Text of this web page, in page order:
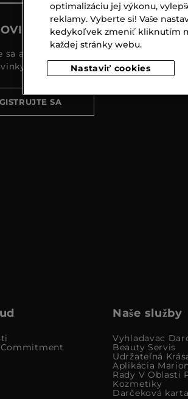
MARIONNAUD
a objavte naše
a akcie
SA
Naše služby
Vyhladavac
Beauty Servis
Udržateľná
Aplikácia
Rady V Oblasti
Kozmetiky
Darčeková karta
optimalizáciu jej výkonu,
reklamy. Vyberte si! Vaše
kedykoľvek zmeniť kliknutím
každej stránky webu.
Nastaviť cookies